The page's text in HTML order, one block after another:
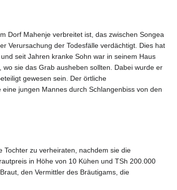
Dorf Mahenje verbreitet ist, das zwischen Songea
Verursachung der Todesfälle verdächtigt. Dies hat
seit Jahren kranke Sohn war in seinem Haus
sie das Grab ausheben sollten. Dabei wurde er
gewesen sein. Der örtliche
jungen Mannes durch Schlangenbiss von den
Tochter zu verheiraten, nachdem sie die
in Höhe von 10 Kühen und TSh 200.000
den Vermittler des Bräutigams, die